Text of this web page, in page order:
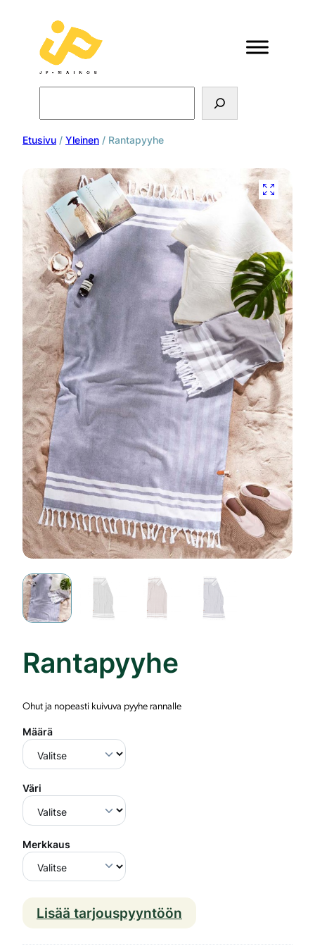
Etusivu / Yleinen / Rantapyyhe
Rantapyyhe
Ohut ja nopeasti kuivuva pyyhe rannalle
Määrä
Väri
Merkkaus
Lisää tarjouspyyntöön